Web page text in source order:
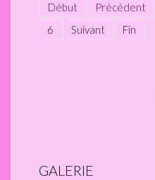
Début Précédent
6
Suivant Fin
GALERIE